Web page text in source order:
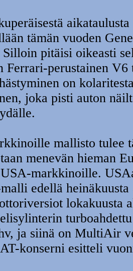
tämän vuoden
Silloin pitäisi oikeasti
Ferrari-perustainen V6
on
joka pisti auton
mallisto tulee
menevän hieman
markkinoille.
edellä
lokakuusta
ja siinä on MultiAir
konserni esitteli